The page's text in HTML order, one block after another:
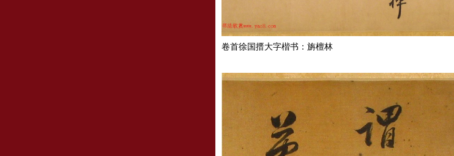
卷首徐国搢大字楷书：旃檀林